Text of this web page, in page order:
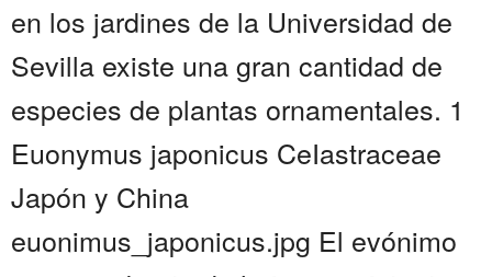
en los jardines de la Universidad de
Sevilla existe una gran cantidad de
especies de plantas ornamentales. 1
Euonymus japonicus CeIastraceae
Japón y China
euonimus_japonicus.jpg El evónimo